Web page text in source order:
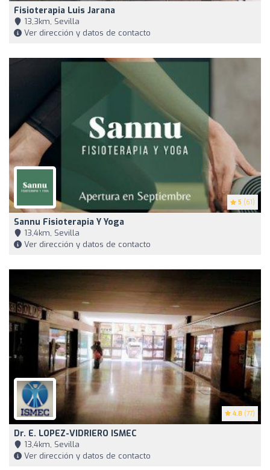
Fisioterapia Luis Jarana
13,3km, Sevilla
Ver dirección y datos de contacto
5 (61)
Sannu Fisioterapia Y Yoga
13,4km, Sevilla
Ver dirección y datos de contacto
4.8 (77)
Dr. E. LOPEZ-VIDRIERO ISMEC
13,4km, Sevilla
Ver dirección y datos de contacto